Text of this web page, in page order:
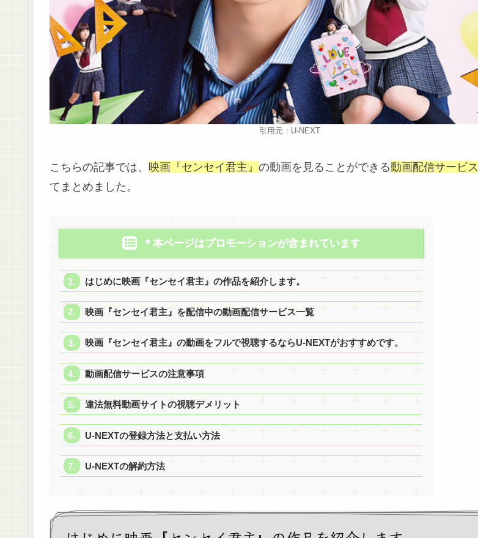
引用元：U-NEXT
こちらの記事では、 映画『センセイ君主』 の動画を見ることができる動画配信サービス
てまとめました。
＊本ページはプロモーションが含まれています
はじめに映画『センセイ君主』の作品を紹介します。
映画『センセイ君主』を配信中の動画配信サービス一覧
映画『センセイ君主』の動画をフルで視聴するならU-NEXTがおすすめです。
動画配信サービスの注意事項
違法無料動画サイトの視聴デメリット
U-NEXTの登録方法と支払い方法
U-NEXTの解約方法